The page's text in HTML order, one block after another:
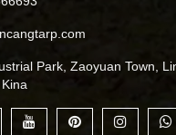
Park, Zaoyuan Town,